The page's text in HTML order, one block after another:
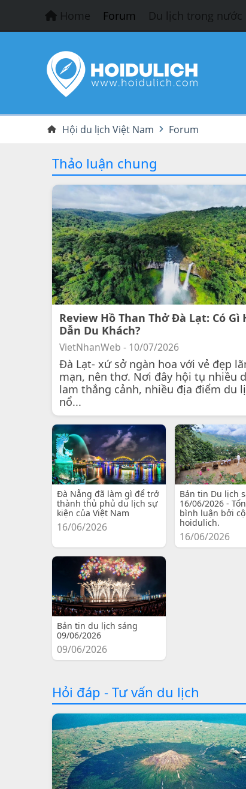
Home Forum Du lịch trong nước
Hội du lịch Việt Nam Forum
Thảo luận chung
Review Hồ Than Thở Đà Lạt: Có Gì
Dẫn Du Khách?
VietNhanWeb - 10/07/2026
Đà Lạt- xứ sở ngàn hoa với vẻ đẹp
mạn, nên thơ. Nơi đây hội tụ nhiều
lam thắng cảnh, nhiều địa điểm du
nổ...
Đà Nẵng đã làm gì để trở
thành thủ phủ du lịch sự
kiện của Việt Nam
16/06/2026
Bản tin Du lịch
16/06/2026 -
bình luận bởi
hoidulich.
16/06/2026
Bản tin du lịch sáng
09/06/2026
09/06/2026
Hỏi đáp - Tư vấn du lịch